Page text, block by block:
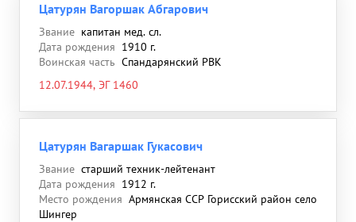
Цатурян Вагоршак Абгарович
Звание капитан мед. сл.
Дата рождения 1910 г.
Воинская часть Спандарянский РВК
12.07.1944, ЭГ 1460
Цатурян Вагаршак Гукасович
Звание старший техник-лейтенант
Дата рождения 1912 г.
Место рождения Армянская ССР Горисский район село
Шингер